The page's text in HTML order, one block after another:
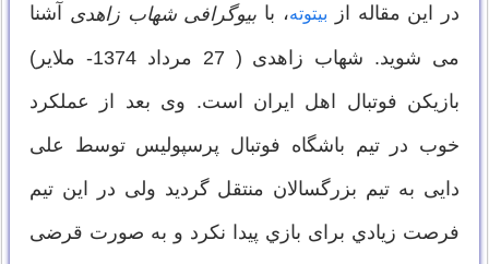
در این مقاله از بیتوته، با بیوگرافی شهاب زاهدی آشنا
می شوید. شهاب زاهدی ( 27 مرداد 1374- ملایر)
بازیکن فوتبال اهل ایران است. وی بعد از عملکرد
خوب در تیم باشگاه فوتبال پرسپولیس توسط علی
دایی به تیم بزرگسالان منتقل گردید ولی در این تیم
فرصت زيادي برای بازي پیدا نکرد و به صورت قرضی